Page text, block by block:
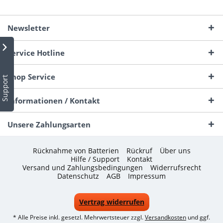
Support
Newsletter
Service Hotline
Shop Service
Informationen / Kontakt
Unsere Zahlungsarten
Rücknahme von Batterien Rückruf
Über uns
Hilfe / Support
Kontakt
Versand und Zahlungsbedingungen
Widerrufsrecht
Datenschutz
AGB Impressum
Vertrag widerrufen
* Alle Preise inkl. gesetzl. Mehrwertsteuer zzgl.Versandkosten und ggf.